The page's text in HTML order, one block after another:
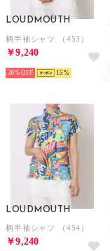
LOUDMOUTH
柄半袖シャツ （453）
￥9,240
30% 15
LOUDMOUTH
柄半袖シャツ （454）
￥9,240